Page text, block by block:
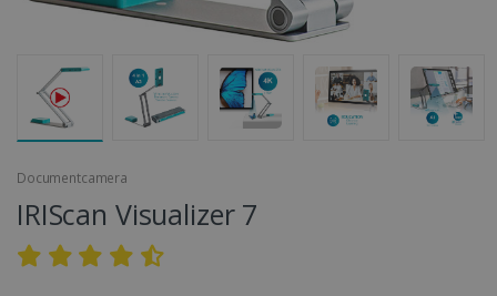
Documentcamera
IRIScan Visualizer 7